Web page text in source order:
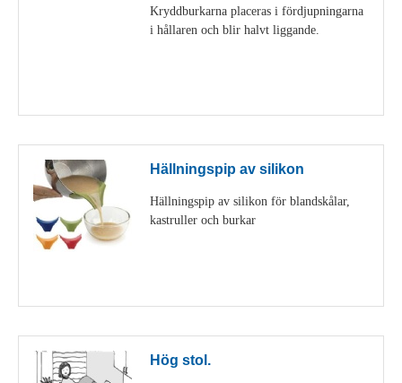
Kryddburkarna placeras i fördjupningarna
i hållaren och blir halvt liggande.
Hällningspip av silikon
Hällningspip av silikon för blandskålar,
kastruller och burkar
Hög stol.